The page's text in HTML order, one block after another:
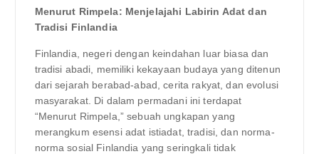
Menurut Rimpela: Menjelajahi Labirin Adat dan
Tradisi Finlandia
Finlandia, negeri dengan keindahan luar biasa dan
tradisi abadi, memiliki kekayaan budaya yang ditenun
dari sejarah berabad-abad, cerita rakyat, dan evolusi
masyarakat. Di dalam permadani ini terdapat
“Menurut Rimpela,” sebuah ungkapan yang
merangkum esensi adat istiadat, tradisi, dan norma-
norma sosial Finlandia yang seringkali tidak